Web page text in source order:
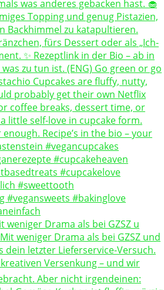
weniger Drama als bei GZSZ u